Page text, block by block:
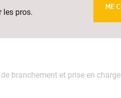
les pros.
ME
branchement et prise en charge